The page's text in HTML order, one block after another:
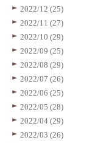
2022/12 (25)
2022/11 (27)
2022/10 (29)
2022/09 (25)
2022/08 (29)
2022/07 (26)
2022/06 (25)
2022/05 (28)
2022/04 (29)
2022/03 (26)